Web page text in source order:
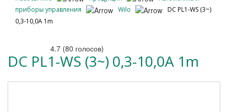
приборы управления
Wilo
DC PL1-WS (3~)
0,3-10,0A 1m
4.7 (80 голосов)
DC PL1-WS (3~) 0,3-10,0A 1m